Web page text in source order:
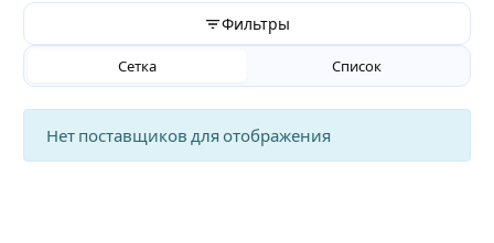
Фильтры
Сетка Список
Нет поставщиков для отображения